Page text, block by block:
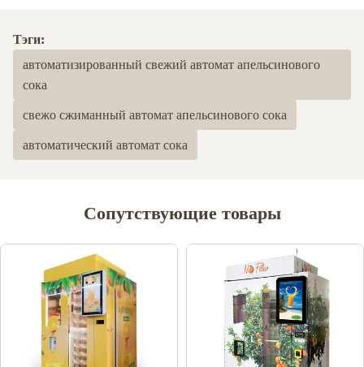
Тэги:
автоматизированный свежий автомат апельсинового
сока
свежо сжиманный автомат апельсинового сока
автоматический автомат сока
Сопутствующие товары